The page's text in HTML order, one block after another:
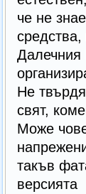
че не
Далечния
Не
свят,
Може
такъв
версията